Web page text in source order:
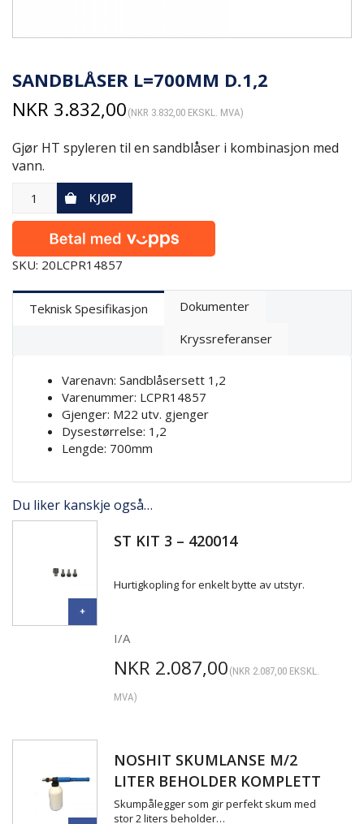
SANDBLÅSER L=700MM D.1,2
NKR 3.832,00 (NKR 3.832,00 EKSKL. MVA)
Gjør HT spyleren til en sandblåser i kombinasjon med
vann.
KJØP
SKU: 20LCPR14857
Teknisk Spesifikasjon
Dokumenter
Kryssreferanser
Varenavn: Sandblåsersett 1,2
Varenummer: LCPR14857
Gjenger: M22 utv. gjenger
Dysestørrelse: 1,2
Lengde: 700mm
Du liker kanskje også…
ST KIT 3 – 420014
Hurtigkopling for enkelt bytte av utstyr.
I/A
NKR 2.087,00 (NKR 2.087,00EKSKL.
MVA)
NOSHIT SKUMLANSE M/2
LITER BEHOLDER KOMPLETT
Skumpålegger som gir perfekt skum med
stor 2 liters beholder…